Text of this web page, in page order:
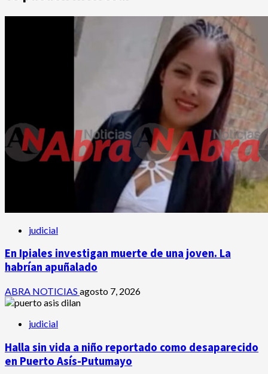
judicial
En Ipiales investigan muerte de una joven. La
habrían apuñalado
ABRA NOTICIAS agosto 7, 2026
judicial
Halla sin vida a niño reportado como desaparecido
en Puerto Asís-Putumayo